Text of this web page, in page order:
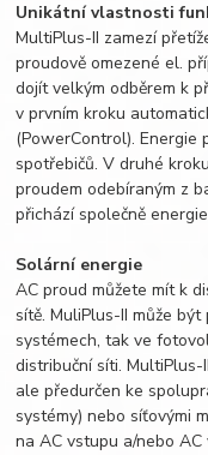
Unikátní vlastnosti
MultiPlus-II zamezí
proudově omezené el.
dojít velkým odběrem k
v prvním kroku
(PowerControl). Energie
spotřebičů. V druhé
proudem odebíraným z
přichází společně
Solární energie
AC proud můžete mít k
sítě. MuliPlus-II může
systémech, tak ve
distribuční síti.
ale předurčen ke
systémy) nebo síťovými
na AC vstupu a/nebo